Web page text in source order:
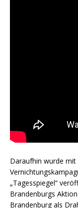
Daraufhin wurde
„Tagesspiegel“
Brandenburgs
Brandenburg als